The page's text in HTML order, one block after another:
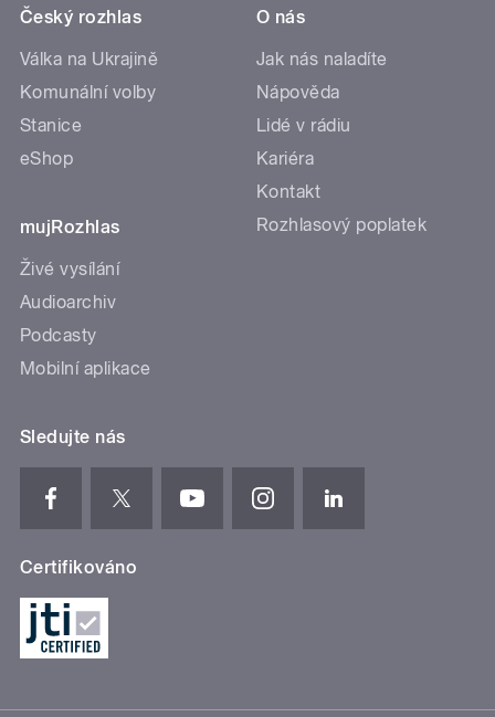
Český rozhlas
Válka na Ukrajině
Komunální volby
Stanice
eShop
mujRozhlas
Živé vysílání
Audioarchiv
Podcasty
Mobilní aplikace
O nás
Jak nás naladíte
Nápověda
Lidé v rádiu
Kariéra
Kontakt
Rozhlasový poplatek
Sledujte nás
Certifikováno